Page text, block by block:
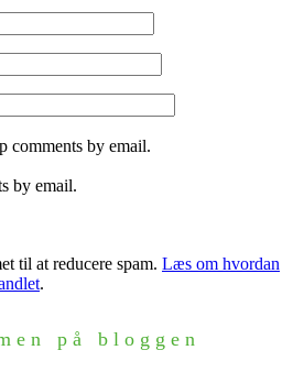
by email.
by email.
til at reducere spam. Læs om hvordan
.
på bloggen